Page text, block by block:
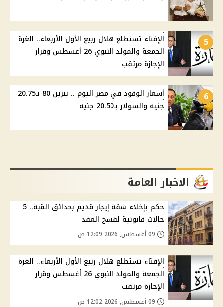
5
الإفتاء تستطلع هلال ربيع الأول الأربعاء.. الغرة
الجمعة والمولد النبوي 26 أغسطس وقرار
الإجازة مرتقب
6
أسعار الوقود في مصر اليوم .. بنزين 80 بـ20.75
جنيه والسولار بـ20.50 جنيه
الاخبار العامة
حكم بإخلاء شقة إيجار قديم بحدائق القبة.. 5
حالات قانونية لفسخ العقد
الإفتاء تستطلع هلال ربيع الأول الأربعاء.. الغرة
الجمعة والمولد النبوي 26 أغسطس وقرار
الإجازة مرتقب